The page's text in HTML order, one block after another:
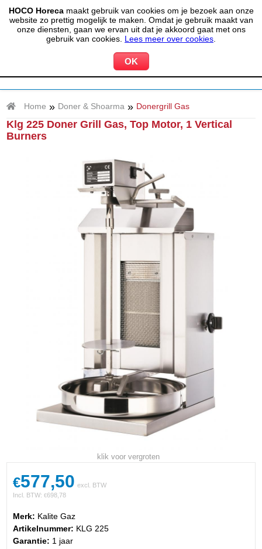
HOCO Horecamaakt gebruik van cookies om je bezoek aan onze
website zo prettig mogelijk te maken. Omdat je gebruik maakt van
onze diensten, gaan we ervan uit dat je akkoord gaat met ons
gebruik van cookies. Lees meer over cookies
(020) 497 6325 info@hocohoreca.nl
MIJN ACCOUNT 0 WINKELWAGEN
Home » Doner & Shoarma » Donergrill Gas
Klg 225 Doner Grill Gas, Top Motor, 1 Vertical
Burners
klik voor vergroten
€577,50 excl. BTW
Incl. BTW:€698,78
Merk: Kalite Gaz
Artikelnummer: KLG 225
Garantie: 1 jaar